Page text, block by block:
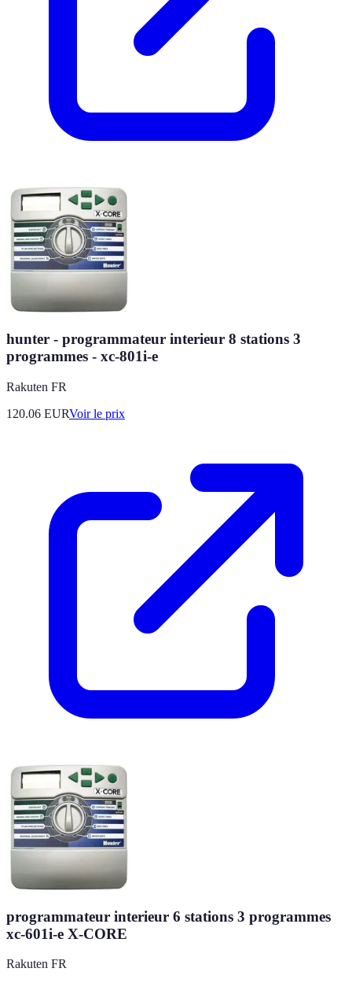
hunter - programmateur interieur 8 stations 3
programmes - xc-801i-e
Rakuten FR
120.06 EURVoir le prix
programmateur interieur 6 stations 3 programmes
xc-601i-e X-CORE
Rakuten FR